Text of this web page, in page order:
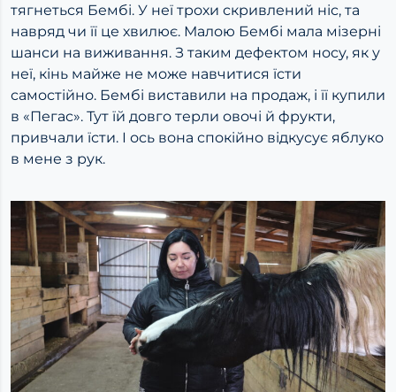
тягнеться Бембі. У неї трохи скривлений ніс, та
навряд чи її це хвилює. Малою Бембі мала мізерні
шанси на виживання. З таким дефектом носу, як у
неї, кінь майже не може навчитися їсти
самостійно. Бембі виставили на продаж, і її купили
в «Пегас». Тут їй довго терли овочі й фрукти,
привчали їсти. І ось вона спокійно відкусує яблуко
в мене з рук.